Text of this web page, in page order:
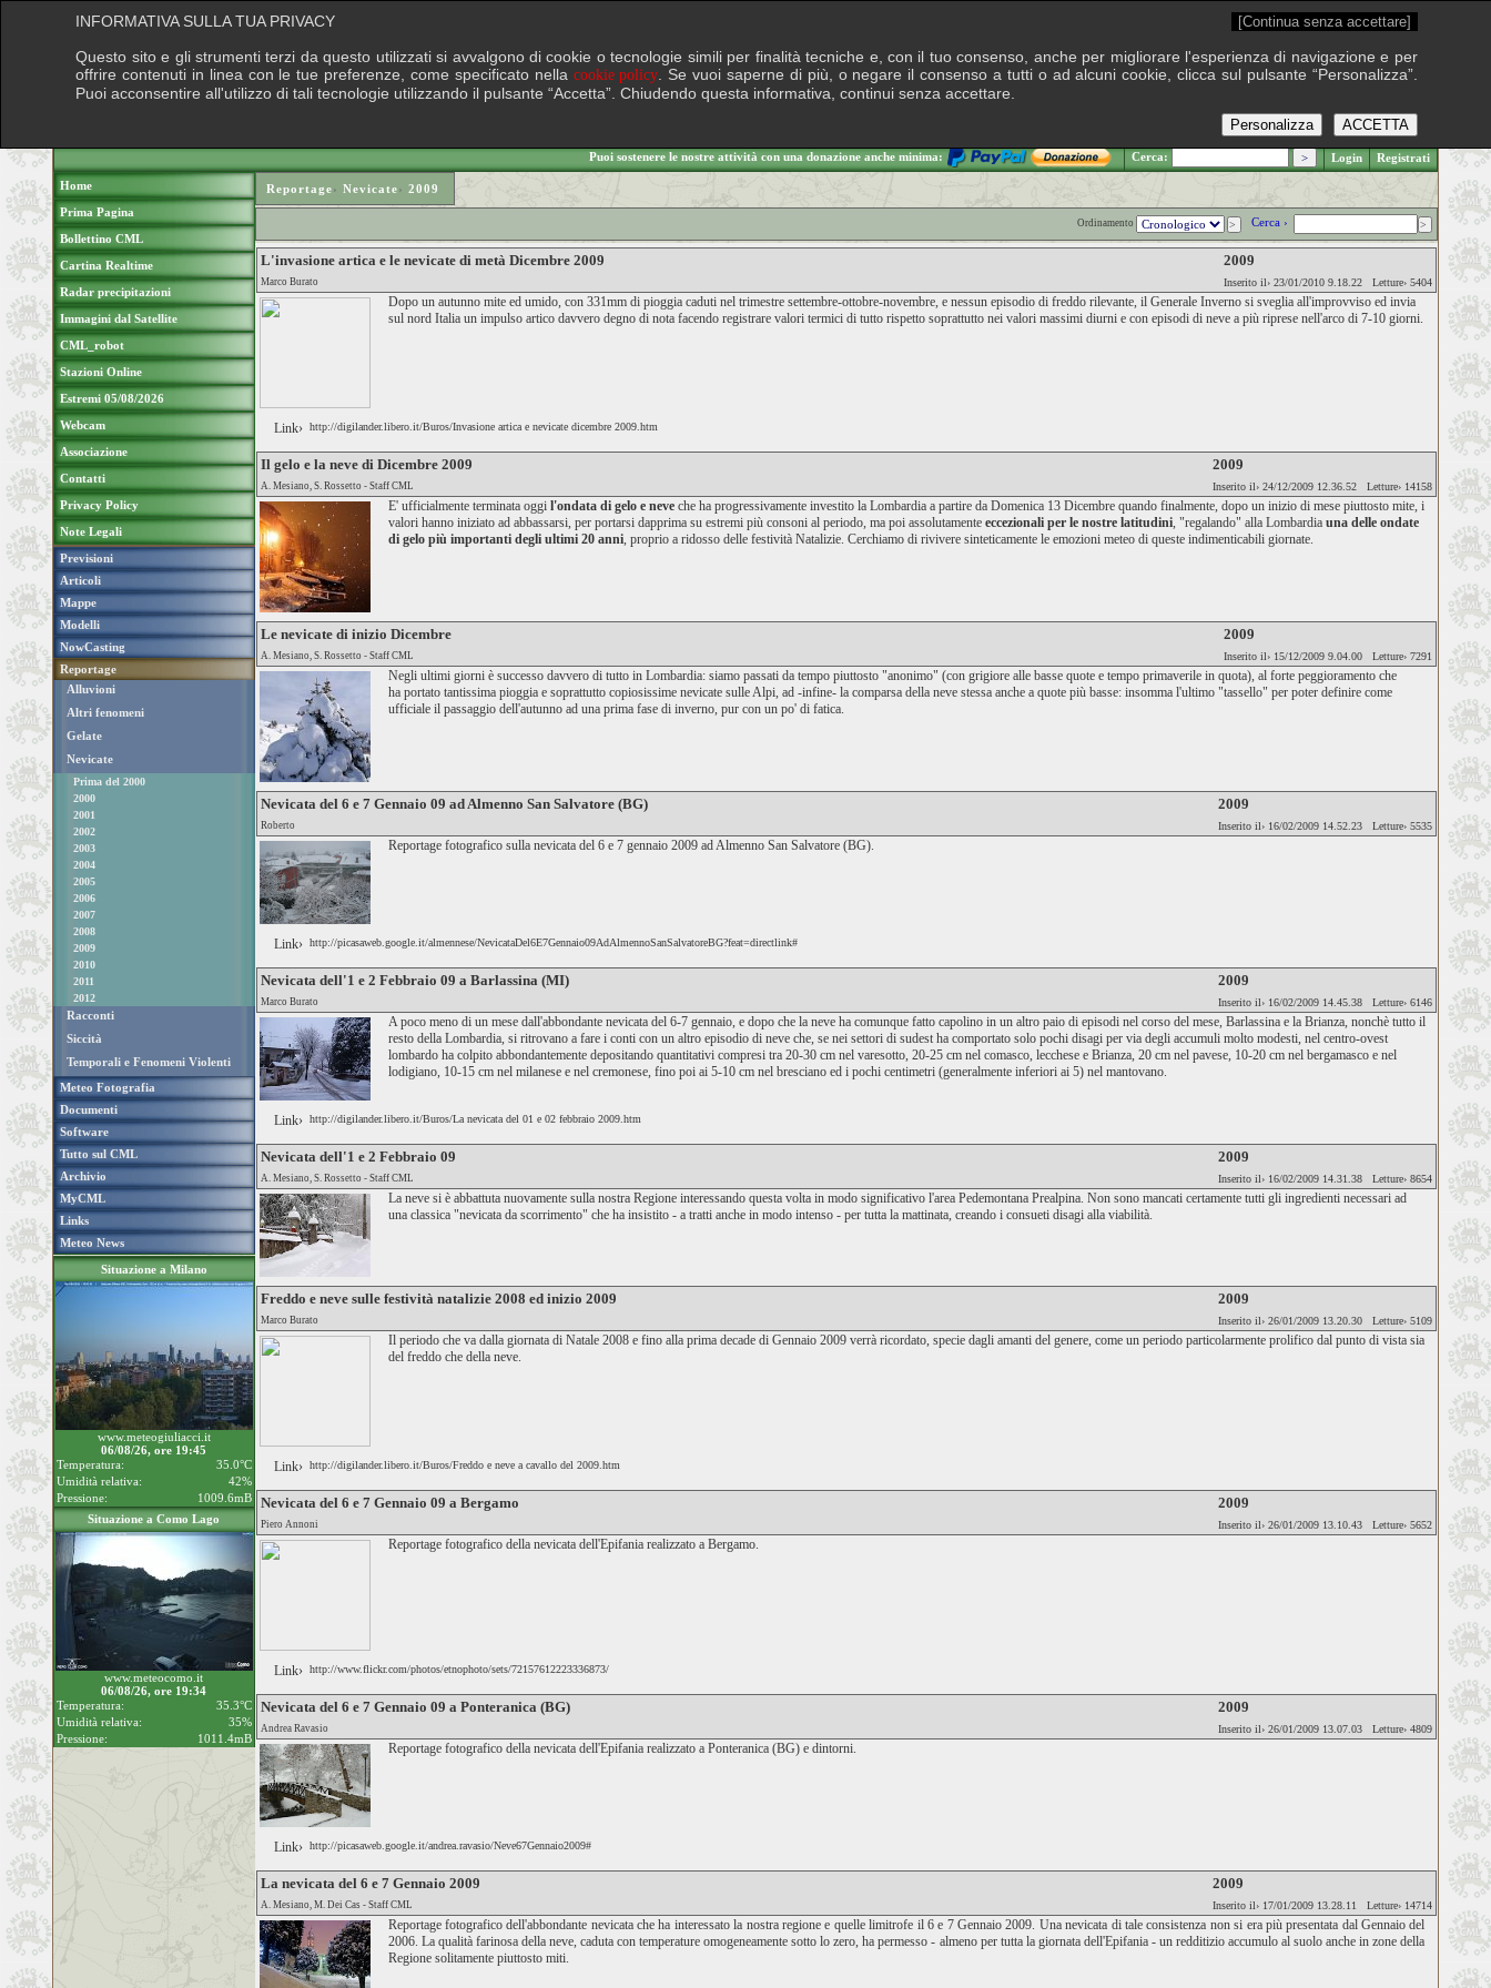
.: Giovedì 6 agosto 2026
Puoi sostenere le nostre attività con una donazione anche minima: Cerca: Login Registrati
Home
Prima Pagina
Bollettino CML
Cartina Realtime
Radar precipitazioni
Immagini dal Satellite
CML_robot
Stazioni Online
Estremi 05/08/2026
Webcam
Associazione
Contatti
Privacy Policy
Note Legali
Previsioni
Articoli
Mappe
Modelli
NowCasting
Reportage
Alluvioni
Altri fenomeni
Gelate
Nevicate
Prima del 2000
2000
2001
2002
2003
2004
2005
2006
2007
2008
2009
2010
2011
2012
Racconti
Siccità
Temporali e Fenomeni Violenti
Meteo Fotografia
Documenti
Software
Tutto sul CML
Archivio
MyCML
Links
Meteo News
Situazione a Milano
www.meteogiuliacci.it
06/08/26, ore 19:45
Temperatura:
35.0°C
Umidità relativa:
42%
Pressione:
1009.6mB
Situazione a Como Lago
www.meteocomo.it
06/08/26, ore 19:34
Temperatura:
35.3°C
Umidità relativa:
35%
Pressione:
1011.4mB
Reportage› Nevicate› 2009
Ordinamento Cerca ›
L'invasione artica e le nevicate di metà Dicembre 2009 2009
Marco Burato Inserito il› 23/01/2010 9.18.22 Letture› 5404
Dopo un autunno mite ed umido, con 331mm di pioggia caduti nel trimestre settembre-ottobre-novembre, e nessun episodio di freddo rilevante, il Generale Inverno si sveglia all'improvviso ed invia
sul nord Italia un impulso artico davvero degno di nota facendo registrare valori termici di tutto rispetto soprattutto nei valori massimi diurni e con episodi di neve a più riprese nell'arco di 7-10 giorni.
Link› http://digilander.libero.it/Buros/Invasione artica e nevicate dicembre 2009.htm
Il gelo e la neve di Dicembre 2009 2009
A. Mesiano, S. Rossetto - Staff CML Inserito il› 24/12/2009 12.36.52 Letture› 14158
E' ufficialmente terminata oggi l'ondata di gelo e neve che ha progressivamente investito la Lombardia a partire da Domenica 13 Dicembre quando finalmente, dopo un inizio di mese piuttosto mite, i
valori hanno iniziato ad abbassarsi, per portarsi dapprima su estremi più consoni al periodo, ma poi assolutamente eccezionali per le nostre latitudini, "regalando" alla Lombardia una delle ondate
di gelo più importanti degli ultimi 20 anni, proprio a ridosso delle festività Natalizie. Cerchiamo di rivivere sinteticamente le emozioni meteo di queste indimenticabili giornate.
Le nevicate di inizio Dicembre 2009
A. Mesiano, S. Rossetto - Staff CML Inserito il› 15/12/2009 9.04.00 Letture› 7291
Negli ultimi giorni è successo davvero di tutto in Lombardia: siamo passati da tempo piuttosto "anonimo" (con grigiore alle basse quote e tempo primaverile in quota), al forte peggioramento che
ha portato tantissima pioggia e soprattutto copiosissime nevicate sulle Alpi, ad -infine- la comparsa della neve stessa anche aquote più basse: insomma l'ultimo "tassello" per poter definire come
ufficiale il passaggio dell'autunno ad una prima fase diinverno, pur con un po' di fatica.
Nevicata del 6 e 7 Gennaio 09 ad Almenno San Salvatore (BG) 2009
Roberto Inserito il› 16/02/2009 14.52.23 Letture› 5535
Reportage fotografico sulla nevicata del 6 e 7 gennaio 2009 ad Almenno San Salvatore (BG).
Link› http://picasaweb.google.it/almennese/NevicataDel6E7Gennaio09AdAlmennoSanSalvatoreBG?feat=directlink#
Nevicata dell'1 e 2 Febbraio 09 a Barlassina (MI) 2009
Marco Burato Inserito il› 16/02/2009 14.45.38 Letture› 6146
A poco meno di un mese dall'abbondante nevicata del 6-7 gennaio, e dopo che la neve ha comunque fatto capolino in un altro paio di episodi nel corso del mese, Barlassina e la Brianza, nonchè tutto il
resto della Lombardia, si ritrovano a fare i conti con un altro episodio di neve che, se nei settori di sudest ha comportato solo pochi disagi per via degli accumuli molto modesti, nel centro-ovest
lombardo ha colpito abbondantemente depositando quantitativi compresi tra 20-30 cm nel varesotto, 20-25 cm nel comasco, lecchese e Brianza, 20 cm nel pavese, 10-20 cm nel bergamasco e nel
lodigiano, 10-15 cm nel milanese e nel cremonese, fino poi ai 5-10 cm nel bresciano ed i pochi centimetri (generalmente inferiori ai 5) nel mantovano.
Link› http://digilander.libero.it/Buros/La nevicata del 01 e 02 febbraio 2009.htm
Nevicata dell'1 e 2 Febbraio 09 2009
A. Mesiano, S. Rossetto - Staff CML Inserito il› 16/02/2009 14.31.38 Letture› 8654
La neve si è abbattuta nuovamente sulla nostra Regione interessando questa volta in modo significativo l'area Pedemontana Prealpina. Non sono mancati certamente tutti gli ingredienti necessari ad
una classica "nevicata da scorrimento" che ha insistito - a tratti anche in modo intenso - per tutta la mattinata, creando i consueti disagi alla viabilità.
Freddo e neve sulle festività natalizie 2008 ed inizio 2009 2009
Marco Burato Inserito il› 26/01/2009 13.20.30 Letture› 5109
Il periodo che va dalla giornata di Natale 2008 e fino alla prima decade di Gennaio 2009 verrà ricordato, specie dagli amanti del genere, come un periodo particolarmente prolifico dal punto di vista sia
del freddo che della neve.
Link› http://digilander.libero.it/Buros/Freddo e neve a cavallo del 2009.htm
Nevicata del 6 e 7 Gennaio 09 a Bergamo 2009
Piero Annoni Inserito il› 26/01/2009 13.10.43 Letture› 5652
Reportage fotografico della nevicata dell'Epifania realizzato a Bergamo.
Link› http://www.flickr.com/photos/etnophoto/sets/72157612223336873/
Nevicata del 6 e 7 Gennaio 09 a Ponteranica (BG) 2009
Andrea Ravasio Inserito il› 26/01/2009 13.07.03 Letture› 4809
Reportage fotografico della nevicata dell'Epifania realizzato a Ponteranica (BG) e dintorni.
Link› http://picasaweb.google.it/andrea.ravasio/Neve67Gennaio2009#
La nevicata del 6 e 7 Gennaio 2009 2009
A. Mesiano, M. Dei Cas - Staff CML Inserito il› 17/01/2009 13.28.11 Letture› 14714
Reportage fotografico dell'abbondante nevicata che ha interessato la nostra regione e quelle limitrofe il 6 e 7 Gennaio 2009. Una nevicata di tale consistenza non si era più presentata dal Gennaio del
2006. La qualità farinosa della neve, caduta con temperature omogeneamente sotto lo zero, ha permesso - almeno per tutta la giornata dell'Epifania - un redditizio accumulo al suolo anche in zone della
Regione solitamente piuttosto miti.
INFORMATIVA SULLA TUA PRIVACY [Continua senza accettare]
Questo sito e gli strumenti terzi da questo utilizzati si avvalgono di cookie o tecnologie simili per finalità tecniche e, con il tuo consenso, anche per migliorare l'esperienza di navigazione e per
offrire contenuti in linea con le tue preferenze, come specificato nella cookie policy . Se vuoi saperne di più, o negare il consenso a tutti o ad alcuni cookie, clicca sul pulsante “Personalizza”.
Puoi acconsentire all'utilizzo di tali tecnologie utilizzando il pulsante “Accetta”. Chiudendo questa informativa, continui senza accettare.
ACCETTA
Personalizza